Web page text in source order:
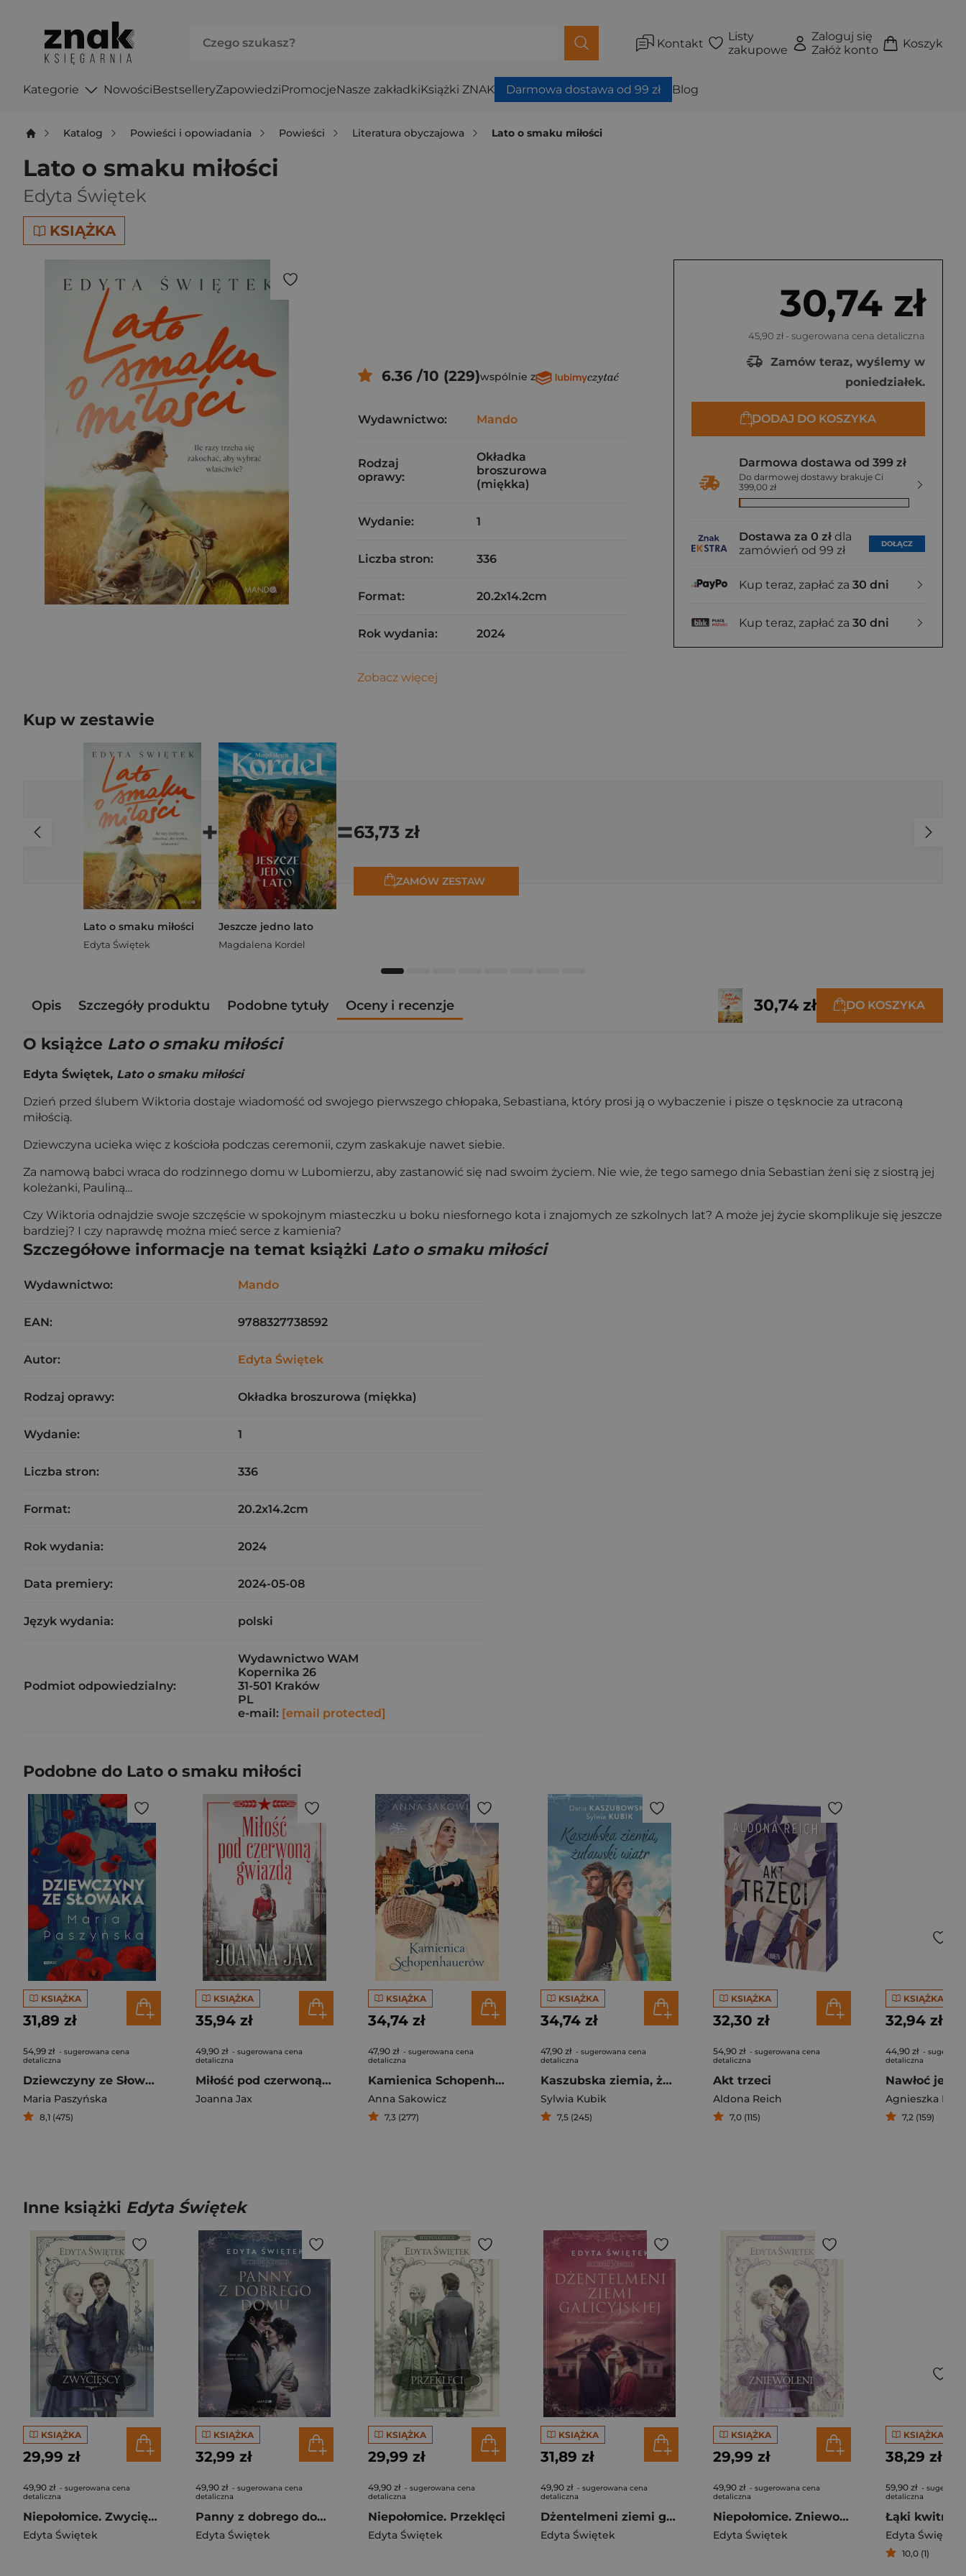
Kontakt
Listy
zakupowe
Zaloguj się
Załóż konto
Koszyk
Kategorie NowościBestselleryZapowiedziPromocjeNasze zakładkiKsiążki ZNAK Darmowa dostawa od 99 zł Blog
Katalog Powieści i opowiadania Powieści Literatura obyczajowa Lato o smaku miłości
Lato o smaku miłości
Edyta Świętek
KSIĄŻKA
30,74 zł
45,90 zł - sugerowana cena detaliczna
Zamów teraz, wyślemy w
poniedziałek.
DODAJ DO KOSZYKA
Darmowa dostawa od 399 zł
Do darmowej dostawy brakuje Ci
399,00 zł
Dostawa za 0 zł dla
zamówień od 99 zł
DOŁĄCZ
Kup teraz, zapłać za 30 dni
Kup teraz, zapłać za 30 dni
6.36 /10 (229)wspólnie z
Wydawnictwo: Mando
Rodzaj
oprawy:
Okładka
broszurowa
(miękka)
Wydanie: 1
Liczba stron: 336
Format: 20.2x14.2cm
Rok wydania: 2024
Zobacz więcej
Kup w zestawie
Lato o smaku miłości
Edyta Świętek
+
Jeszcze jedno lato
Magdalena Kordel
=63,73 zł
ZAMÓW ZESTAW
Opis Szczegóły produktu Podobne tytuły Oceny i recenzje 30,74 zł DO KOSZYKA
O książce Lato o smaku miłości
Edyta Świętek, Lato o smaku miłości
Dzień przed ślubem Wiktoria dostaje wiadomość od swojego pierwszego chłopaka, Sebastiana, który prosi ją o wybaczenie i pisze o tęsknocie za utraconą
miłością.
Dziewczyna ucieka więc z kościoła podczas ceremonii, czym zaskakuje nawet siebie.
Za namową babci wraca do rodzinnego domu w Lubomierzu, aby zastanowić się nad swoim życiem. Nie wie, że tego samego dnia Sebastian żeni się z siostrą jej
koleżanki, Pauliną…
Czy Wiktoria odnajdzie swoje szczęście w spokojnym miasteczku u boku niesfornego kota i znajomych ze szkolnych lat? A może jej życie skomplikuje się jeszcze
bardziej? I czy naprawdę można mieć serce z kamienia?
Szczegółowe informacje na temat książki Lato o smaku miłości
Wydawnictwo: Mando
EAN: 9788327738592
Autor: Edyta Świętek
Rodzaj oprawy: Okładka broszurowa (miękka)
Wydanie: 1
Liczba stron: 336
Format: 20.2x14.2cm
Rok wydania: 2024
Data premiery: 2024-05-08
Język wydania: polski
Podmiot odpowiedzialny:
Wydawnictwo WAM
Kopernika 26
31-501 Kraków
PL
e-mail: [email protected]
Podobne do Lato o smaku miłości
KSIĄŻKA
31,89 zł
54,99 zł - sugerowana cena
detaliczna
Dziewczyny ze Słowaka
Maria Paszyńska
8,1 (475)
KSIĄŻKA
35,94 zł
49,90 zł - sugerowana cena
detaliczna
Miłość pod czerwoną gwiazdą
Joanna Jax
KSIĄŻKA
34,74 zł
47,90 zł - sugerowana cena
detaliczna
Kamienica Schopenhauerów
Anna Sakowicz
7,3 (277)
KSIĄŻKA
34,74 zł
47,90 zł - sugerowana cena
detaliczna
Kaszubska ziemia, żuławski wiatr
Sylwia Kubik
7,5 (245)
KSIĄŻKA
32,30 zł
54,90 zł - sugerowana cena
detaliczna
Akt trzeci
Aldona Reich
7,0 (115)
KSIĄŻKA
32,94 zł
44,90 zł -
detaliczna
Agnieszka
7,2 (159)
Inne książki Edyta Świętek
KSIĄŻKA
29,99 zł
49,90 zł - sugerowana cena
detaliczna
Niepołomice. Zwycięscy
Edyta Świętek
KSIĄŻKA
32,99 zł
49,90 zł - sugerowana cena
detaliczna
Panny z dobrego domu. W cieniu niewoli Tom 2
Edyta Świętek
KSIĄŻKA
29,99 zł
49,90 zł - sugerowana cena
detaliczna
Niepołomice. Przeklęci
Edyta Świętek
KSIĄŻKA
31,89 zł
49,90 zł - sugerowana cena
detaliczna
Dżentelmeni ziemi galicyjskiej. Miłosne zawirowania i nieutulone tęsknoty. W cieniu niewoli. Tom 1
Edyta Świętek
KSIĄŻKA
29,99 zł
49,90 zł - sugerowana cena
detaliczna
Niepołomice. Zniewoleni
Edyta Świętek
KSIĄŻKA
38,29 zł
59,90 zł -
detaliczna
Edyta Świętek
10,0 (1)